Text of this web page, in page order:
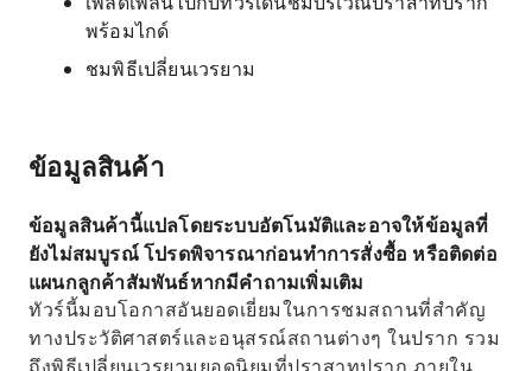
พร้อมไกด์
ชมพิธีเปลี่ยนเวรยาม
ข้อมูลสินค้า
ข้อมูลสินค้านี้แปลโดยระบบอัตโนมัติและอาจให้ข้อมูลที่
ยังไม่สมบูรณ์ โปรดพิจารณาก่อนทำการสั่งซื้อ หรือติดต่อ
แผนกลูกค้าสัมพันธ์หากมีคำถามเพิ่มเติม
ทัวร์นี้มอบโอกาสอันยอดเยี่ยมในการชมสถานที่สำคัญ
ทางประวัติศาสตร์และอนุสรณ์สถานต่างๆ ในปราก รวม
ถึงพิธีเปลี่ยนเวรยามยอดนิยมที่ปราสาทปราก ภายใน